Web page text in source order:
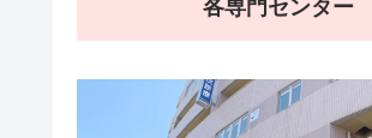
各専門センター